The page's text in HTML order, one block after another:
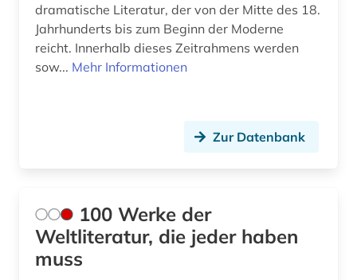
belgienforschung (1)
belletristik (3)
benelux (1)
beowulf (1)
berlin (2)
bertolt / werke (2)
dramatische Literatur, der von der Mitte des 18.
Jahrhunderts bis zum Beginn der Moderne
reicht. Innerhalb dieses Zeitrahmens werden
sow... Mehr Informationen
Zur Datenbank
100 Werke der
Weltliteratur, die jeder haben
muss